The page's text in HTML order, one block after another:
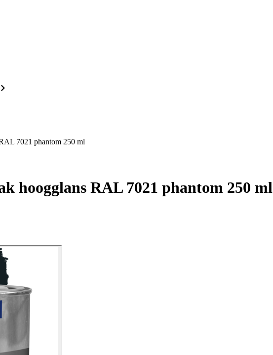
7021 phantom 250 ml
hoogglans RAL 7021 phantom 250 ml